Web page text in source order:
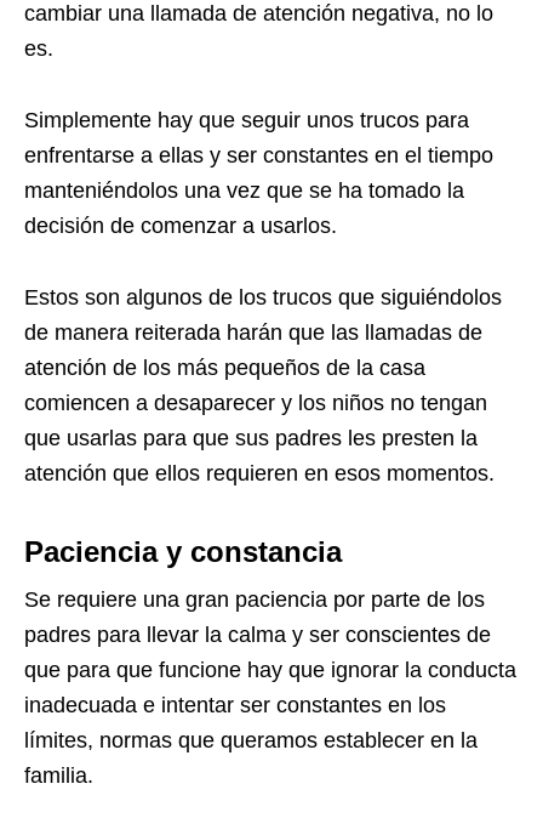
cambiar una llamada de atención negativa, no lo
es.
Simplemente hay que seguir unos trucos para
enfrentarse a ellas y ser constantes en el tiempo
manteniéndolos una vez que se ha tomado la
decisión de comenzar a usarlos.
Estos son algunos de los trucos que siguiéndolos
de manera reiterada harán que las llamadas de
atención de los más pequeños de la casa
comiencen a desaparecer y los niños no tengan
que usarlas para que sus padres les presten la
atención que ellos requieren en esos momentos.
Paciencia y constancia
Se requiere una gran paciencia por parte de los
padres para llevar la calma y ser conscientes de
que para que funcione hay que ignorar la conducta
inadecuada e intentar ser constantes en los
límites, normas que queramos establecer en la
familia.